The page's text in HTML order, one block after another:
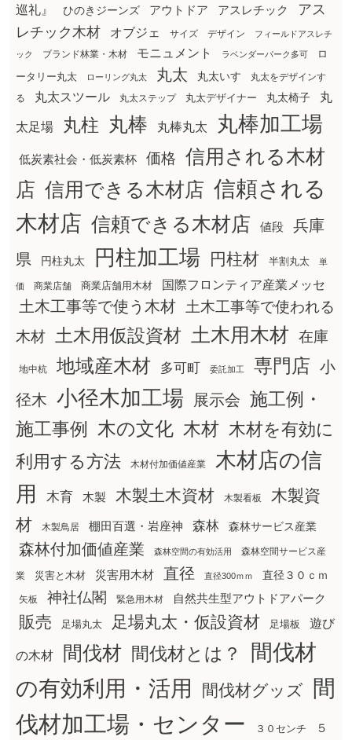
巡礼』
ひのきジーンズ アウトドア アスレチック
アス
レチック木材
オブジェ サイズ デザイン フィールドアスレチ
ック ブランド林業・木材 モニュメント ラベンダーパーク多可
ロ
ータリー丸太
ローリング丸太 丸太 丸太いす
丸太をデザインす
る
丸太スツール 丸太ステップ 丸太デザイナー 丸太椅子 丸
太足場 丸柱 丸棒 丸棒丸太 丸棒加工場
低炭素社会・低炭素杯 価格
信用される木材
店 信用できる木材店 信頼される
木材店 信頼できる木材店 値段
兵庫
県
円柱丸太 円柱加工場 円柱材 半割丸太 単
価 商業店舗 商業店舗用木材 国際フロンティア産業メッセ
土木工事等で使う木材
土木工事等で使われる
木材
土木用仮設資材 土木用木材 在庫
地中杭 地域産木材 多可町 委託加工 専門店 小
径木 小径木加工場 展示会 施工例・
施工事例
木の文化 木材 木材を有効に
利用する方法
木材付加価値産業
木材店の信
用
木育 木製 木製土木資材 木製看板
木製資
材
木製鳥居 棚田百選・岩座神 森林 森林サービス産業
森林付加価値産業 森林空間の有効活用 森林空間サービス産
業 災害と木材 災害用木材 直径 直径300ｍｍ 直径３０ｃｍ
矢板 神社仏閣 緊急用木材 自然共生型アウトドアパーク
販売 足場丸太 足場丸太・仮設資材 足場板 遊び
の木材 間伐材 間伐材とは？
間伐材
の有効利用・活用
間伐材グッズ
間
伐材加工場・センター
３０センチ ５